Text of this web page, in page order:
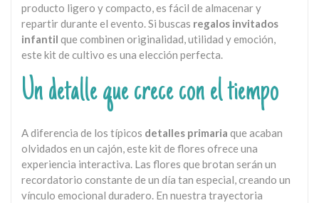
producto ligero y compacto, es fácil de almacenar y
repartir durante el evento. Si buscas regalos invitados
infantilque combinen originalidad, utilidad y emoción,
este kit de cultivo es una elección perfecta.
Un detalle que crece con el tiempo
A diferencia de los típicos detalles primariaque acaban
olvidados en un cajón, este kit de flores ofrece una
experiencia interactiva. Las flores que brotan serán un
recordatorio constante de un día tan especial, creando un
vínculo emocional duradero. En nuestra trayectoria